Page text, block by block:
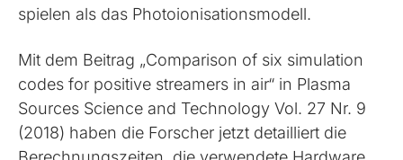
spielen als das Photoionisationsmodell.
Mit dem Beitrag „Comparison of six simulation
codes for positive streamers in air“ in Plasma
Sources Science and Technology Vol. 27 Nr. 9
(2018) haben die Forscher jetzt detailliert die